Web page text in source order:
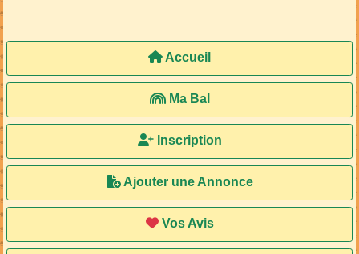
Accueil
Ma Bal
Inscription
Ajouter une Annonce
Vos Avis